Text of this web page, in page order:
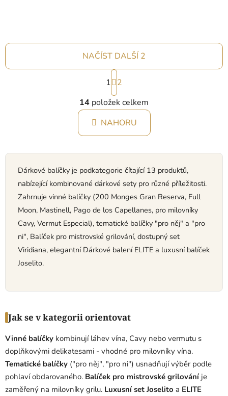
O
v
l
á
d
a
í
p
r
v
k
y
v
ý
u
NAČÍST DALŠÍ 2
S
t
r
á
n
k
á
í
1
2
14 položek celkem
NAHORU
Dárkové balíčky je podkategorie čítající 13 produktů,
nabízející kombinované dárkové sety pro různé příležitosti.
Zahrnuje vinné balíčky (200 Monges Gran Reserva, Full
Moon, Mastinell, Pago de los Capellanes, pro milovníky
Cavy, Vermut Especial), tematické balíčky "pro něj" a "pro
ni", Balíček pro mistrovské grilování, dostupný set
Viridiana, elegantní Dárkové balení ELITE a luxusní balíček
Joselito.
Jak se v kategorii orientovat
Vinné balíčky kombinují láhev vína, Cavy nebo vermutu s
doplňkovými delikatesami - vhodné pro milovníky vína.
Tematické balíčky ("pro něj", "pro ni") usnadňují výběr podle
pohlaví obdarovaného. Balíček pro mistrovské grilování je
zaměřený na milovníky grilu. Luxusní set Joselito a ELITE